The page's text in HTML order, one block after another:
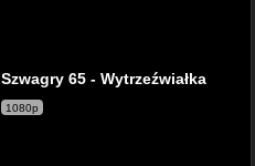
Szwagry 65 - Wytrzeźwiałka
1080p